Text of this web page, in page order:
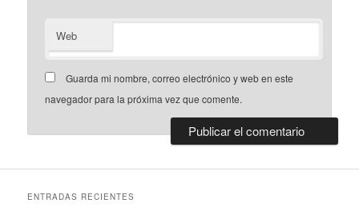
Web
Guarda mi nombre, correo electrónico y web en este
navegador para la próxima vez que comente.
ENTRADAS RECIENTES